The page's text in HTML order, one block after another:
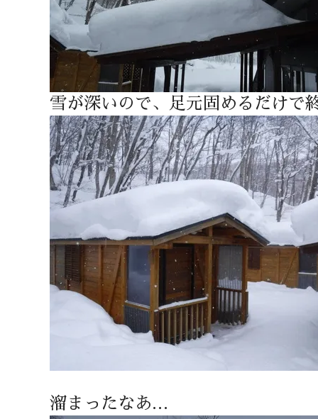
雪が深いので、足元固めるだけで
溜まったなあ…